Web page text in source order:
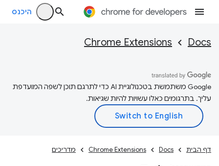
היכנס
Docs
Chrome Extensions
‫Google משתמשת בטכנולוגיית AI כדי לתרגם תוכן לשפה המועדפת
עליך. בתרגומים כאלו עשויות להיות שגיאות.
דף הבית Docs
Chrome Extensions מדריכים